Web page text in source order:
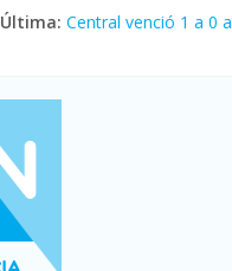
Última: Central venció 1 a 0
Vacaciones de
Fuerte caída de la